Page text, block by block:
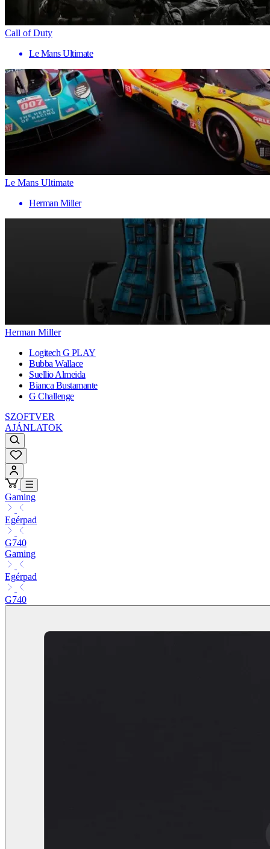
Call of Duty
Le Mans Ultimate
Le Mans Ultimate
Herman Miller
Herman Miller
Logitech G PLAY
Bubba Wallace
Suellio Almeida
Bianca Bustamante
G Challenge
SZOFTVER
AJÁNLATOK
Gaming
Egérpad
G740
Gaming
Egérpad
G740